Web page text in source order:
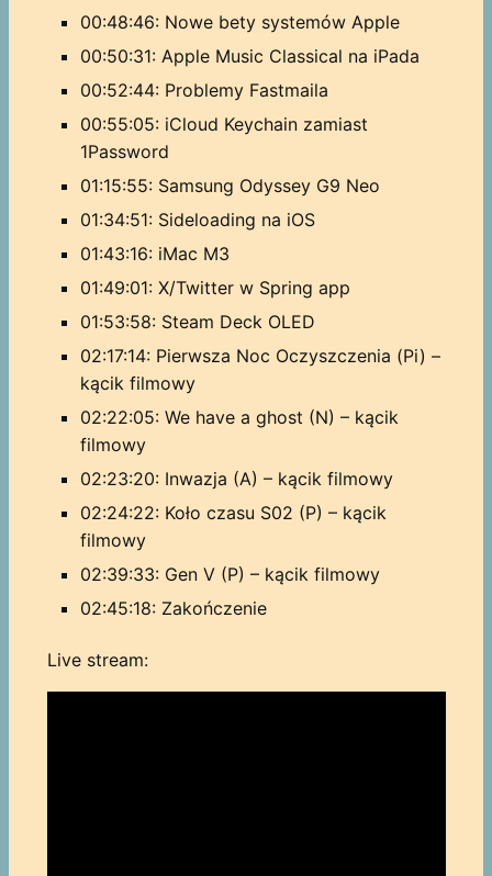
00:48:46: Nowe bety systemów Apple
00:50:31: Apple Music Classical na iPada
00:52:44: Problemy Fastmaila
00:55:05: iCloud Keychain zamiast
1Password
01:15:55: Samsung Odyssey G9 Neo
01:34:51: Sideloading na iOS
01:43:16: iMac M3
01:49:01: X/Twitter w Spring app
01:53:58: Steam Deck OLED
02:17:14: Pierwsza Noc Oczyszczenia (Pi) –
kącik filmowy
02:22:05: We have a ghost (N) – kącik
filmowy
02:23:20: Inwazja (A) – kącik filmowy
02:24:22: Koło czasu S02 (P) – kącik
filmowy
02:39:33: Gen V (P) – kącik filmowy
02:45:18: Zakończenie
Live stream: